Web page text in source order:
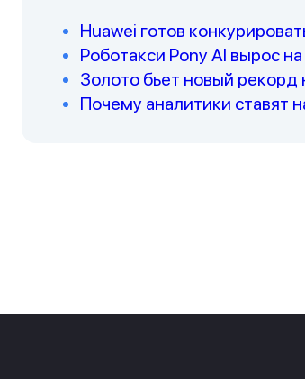
Huawei готов
Роботакси Pony AI вырос
Золото бьет новый
Почему аналитики ставят